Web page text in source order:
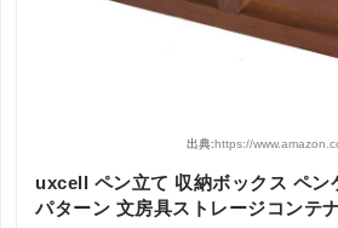
出典: https://
uxcell ペン立て 収納ボックス ペン
パターン 文房具ストレージコンテ